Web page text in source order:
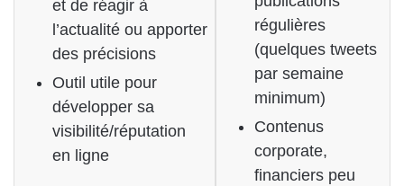
et de réagir à
l’actualité ou apporter
des précisions
Outil utile pour
développer sa
visibilité/réputation
en ligne
régulières
(quelques tweets
par semaine
minimum)
Contenus
corporate,
financiers peu